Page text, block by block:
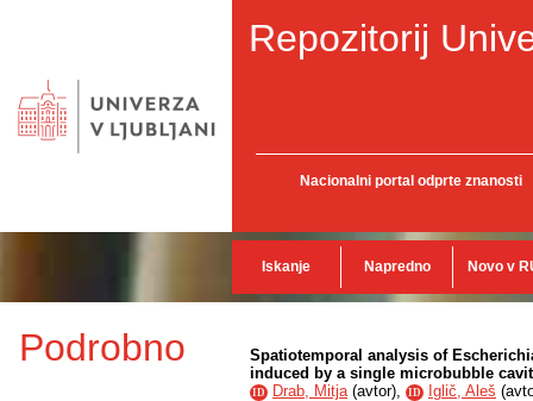
Repozitorij
Nacionalni portal odprte znanosti
Iskanje Napredno Novo v
Podrobno
Spatiotemporal analysis of
induced by a single microbubble
ID Drab, Mitja(avtor), ID Iglič, Aleš (